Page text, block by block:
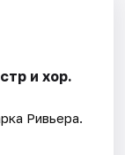
и хор.
Ривьера.